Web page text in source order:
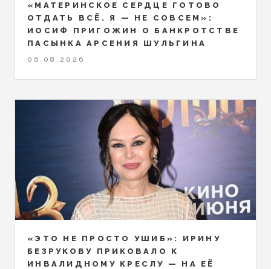
«МАТЕРИНСКОЕ СЕРДЦЕ ГОТОВО
ОТДАТЬ ВСЁ. Я — НЕ СОВСЕМ»:
ИОСИФ ПРИГОЖИН О БАНКРОТСТВЕ
ПАСЫНКА АРСЕНИЯ ШУЛЬГИНА
06.08.2026
«ЭТО НЕ ПРОСТО УШИБ»: ИРИНУ
БЕЗРУКОВУ ПРИКОВАЛО К
ИНВАЛИДНОМУ КРЕСЛУ — НА ЕЁ